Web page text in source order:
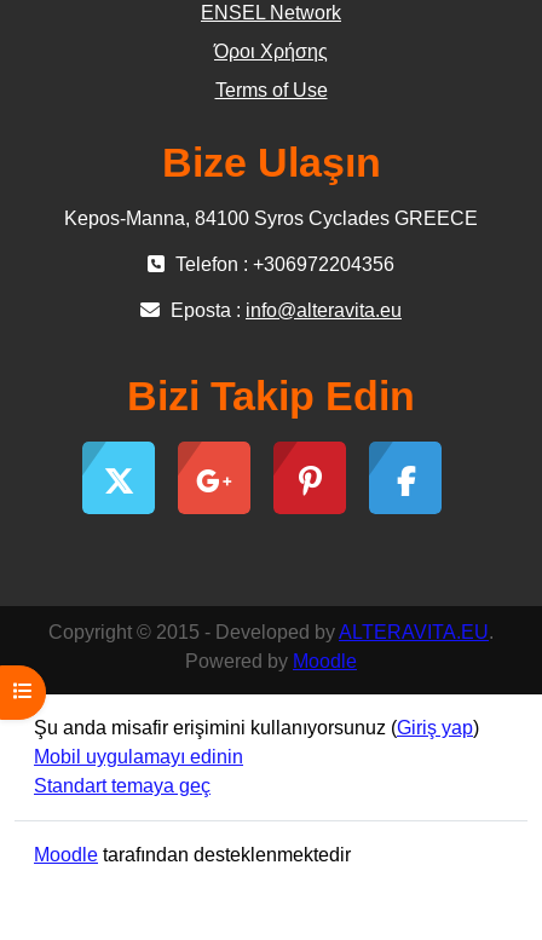
Kurs dizinini aç
ΕΝSEL Network
Όροι Χρήσης
Terms of Use
Bize Ulaşın
Kepos-Manna, 84100 Syros Cyclades GREECE
Telefon : +306972204356
Eposta : info@alteravita.eu
Bizi Takip Edin
Copyright © 2015 - Developed byALTERAVITA.EU.
Powered by Moodle
Şu anda misafir erişimini kullanıyorsunuz (Giriş yap)
Mobil uygulamayı edinin
Standart temaya geç
Moodle tarafından desteklenmektedir